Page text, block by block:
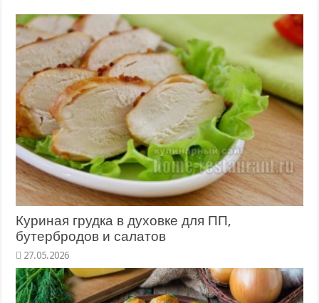
Куриная грудка в духовке для ПП,
бутербродов и салатов
27.05.2026